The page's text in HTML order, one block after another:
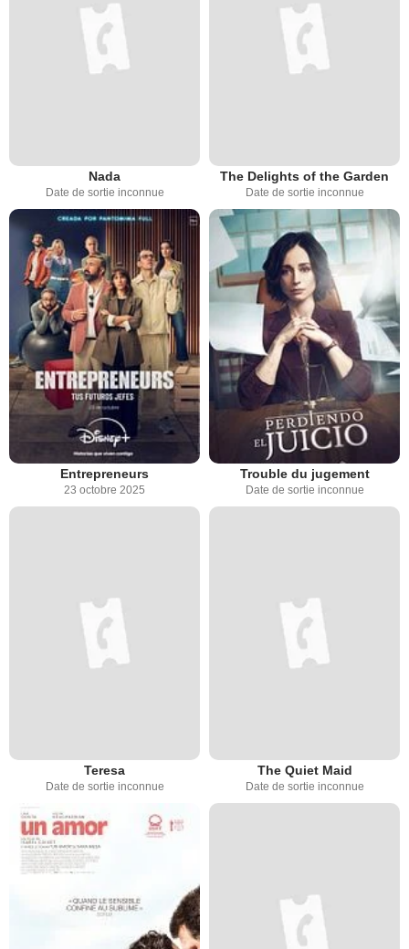
Nada
Date de sortie inconnue
The Delights of the Garden
Date de sortie inconnue
Entrepreneurs
23 octobre 2025
Trouble du jugement
Date de sortie inconnue
Teresa
Date de sortie inconnue
The Quiet Maid
Date de sortie inconnue